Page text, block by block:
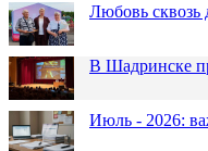
Любовь сквозь
В Шадринске
Июль - 2026: